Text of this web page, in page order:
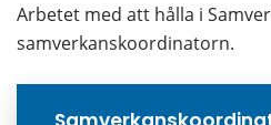
Arbetet med att hålla i
samverkanskoordinatorn.